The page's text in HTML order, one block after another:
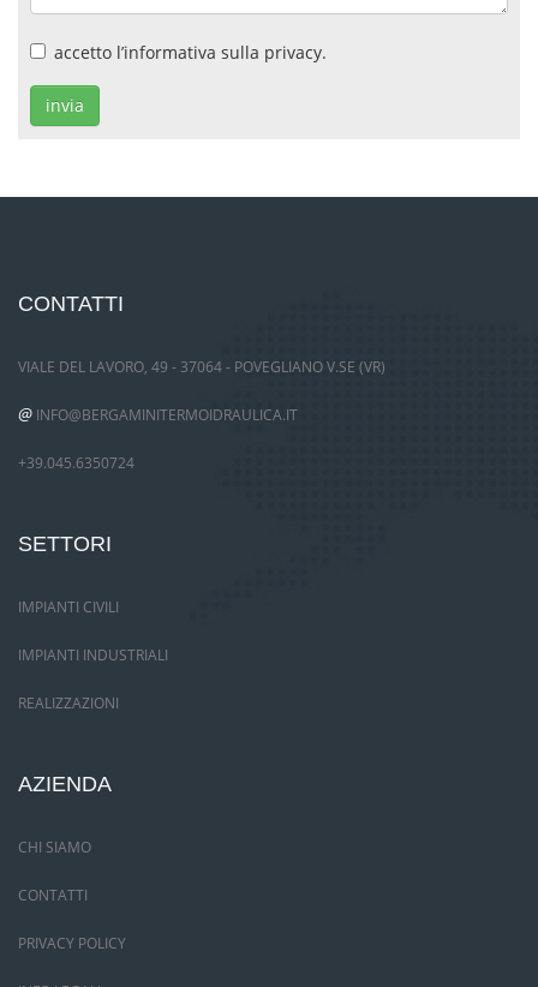
accetto l’informativa sulla privacy.
invia
CONTATTI
VIALE DEL LAVORO, 49 - 37064 - POVEGLIANO V.SE (VR)
@ INFO@BERGAMINITERMOIDRAULICA.IT
+39.045.6350724
SETTORI
IMPIANTI CIVILI
IMPIANTI INDUSTRIALI
REALIZZAZIONI
AZIENDA
CHI SIAMO
CONTATTI
PRIVACY POLICY